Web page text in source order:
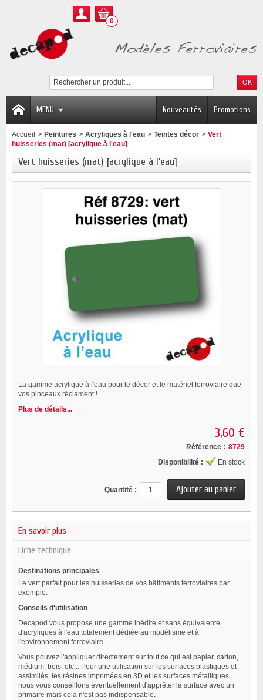
0
MENU Promotions
Nouveautés
Accueil > Peintures > Acryliques à l'eau > Teintes décor > Vert
huisseries (mat) [acrylique à l'eau]
Vert huisseries (mat) [acrylique à l'eau]
La gamme acrylique à l'eau pour le décor et le matériel ferroviaire que
vos pinceaux réclament !
Plus de détails...
3,60 €
Référence : 8729
Disponibilité :
En stock
Quantité :
En savoir plus
Fiche technique
Destinations principales
Le vert parfait pour les huisseries de vos bâtiments ferroviaires par
exemple.
Conseils d'utilisation
Decapod vous propose une gamme inédite et sans équivalente
d'acryliques à l'eau totalement dédiée au modélisme et à
l'environnement ferroviaire.
Vous pouvez l'appliquer directement sur tout ce qui est papier, carton,
médium, bois, etc... Pour une utilisation sur les surfaces plastiques et
assimilés, les résines imprimées en 3D et les surfaces métalliques,
nous vous conseillons éventuellement d'apprêter la surface avec un
primaire mais cela n'est pas indispensable.